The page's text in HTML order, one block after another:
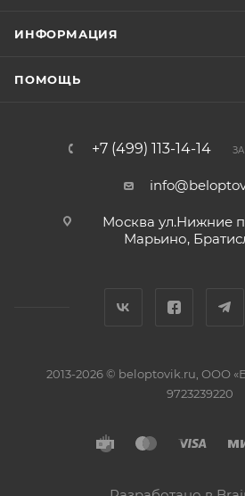
ИНФОРМАЦИЯ
ПОМОЩЬ
+7 (499) 113-14-14
Москва ул.Нижние
Марьино,
2013-2026 © beloptovik.ru, ООО
9723239220